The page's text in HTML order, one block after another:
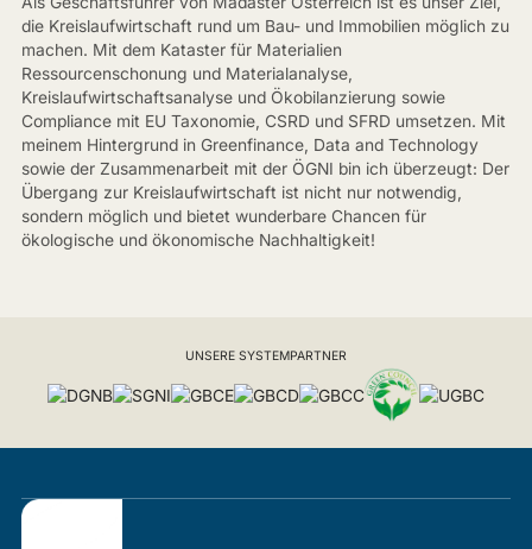
die Kreislaufwirtschaft rund um Bau- und Immobilien möglich zu
machen. Mit dem Kataster für Materialien
Ressourcenschonung und Materialanalyse,
Kreislaufwirtschaftsanalyse und Ökobilanzierung sowie
Compliance mit EU Taxonomie, CSRD und SFRD umsetzen. Mit
meinem Hintergrund in Greenfinance, Data and Technology
sowie der Zusammenarbeit mit der ÖGNI bin ich überzeugt: Der
Übergang zur Kreislaufwirtschaft ist nicht nur notwendig,
sondern möglich und bietet wunderbare Chancen für
ökologische und ökonomische Nachhaltigkeit!
UNSERE SYSTEMPARTNER